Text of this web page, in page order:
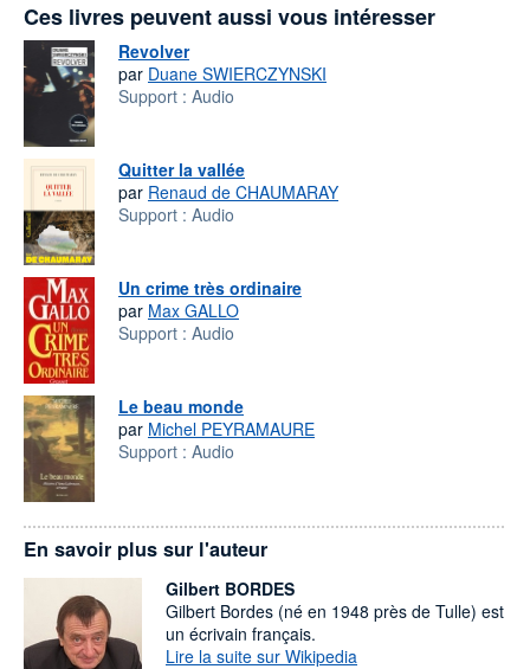
Ces livres peuvent aussi vous intéresser
Revolver
par Duane SWIERCZYNSKI
Support : Audio
Quitter la vallée
par Renaud de CHAUMARAY
Support : Audio
Un crime très ordinaire
par Max GALLO
Support : Audio
Le beau monde
par Michel PEYRAMAURE
Support : Audio
En savoir plus sur l'auteur
Gilbert BORDES
Gilbert Bordes (né en 1948 près de Tulle) est
un écrivain français.
Lire la suite sur Wikipedia